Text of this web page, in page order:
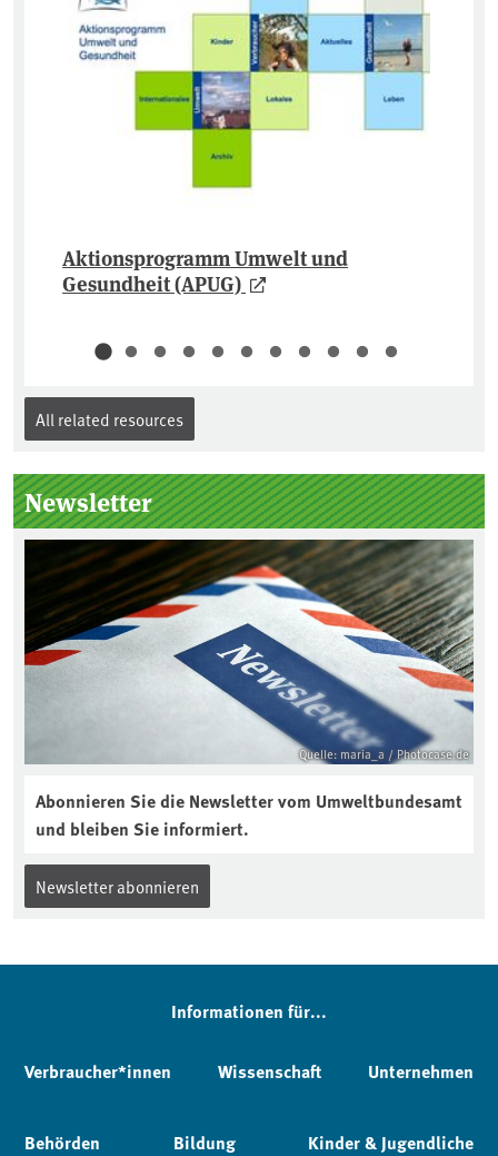
Aktionsprogramm Umwelt und
Gesundheit (APUG)
All related resources
Newsletter
Quelle: maria_a / Photocase.de
Abonnieren Sie die Newsletter vom Umweltbundesamt
und bleiben Sie informiert.
Newsletter abonnieren
Informationen für...
Verbraucher*innen Wissenschaft Unternehmen
Behörden Bildung Kinder & Jugendliche